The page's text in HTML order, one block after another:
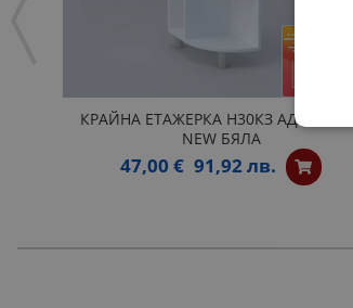
КРАЙНА ЕТАЖЕРКА Н30КЗ АДЕЛ ЛУКС
NEW БЯЛА
47,00 € 91,92 лв.